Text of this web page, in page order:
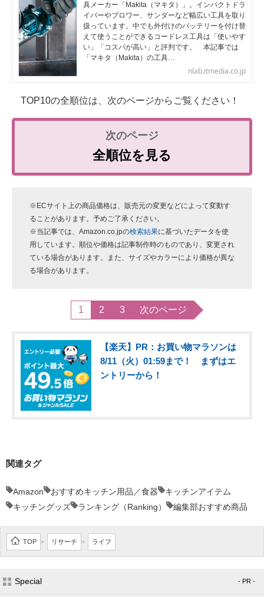
具メーカー「Makita（マキタ）」。インパクトドラ
イバーやブロワー、サンダーなど幅広い工具を取り
扱っています。中でも外付けのバッテリーを付け替
えて使うことができるコードレス工具は「使いやす
い」「コスパが高い」と評判です。 本記事では
「マキタ（Makita）の工具…
nlab.itmedia.co.jp
TOP10の全順位は、次のページからご覧ください！
全順位を見る
※ECサイト上の商品価格は、販売元の変更などによって変動す
ることがあります。予めご了承ください。
※当記事では、Amazon.co.jpの検索結果に基づいたデータを使
用しています。順位や価格は記事制作時のものであり、変更され
ている場合があります。また、サイズやカラーにより価格が異な
る場合があります。
1 2 3 次のページ
【楽天】PR：お買い物マラソンは
8/11（火）01:59まで！ まずはエ
ントリーから！
関連タグ
Amazon おすすめキッチン用品／食器
キッチンアイテム
キッチングッズ
ランキング（Ranking） 編集部おすすめ商品
TOP > リサーチ > ライフ
Special - PR -